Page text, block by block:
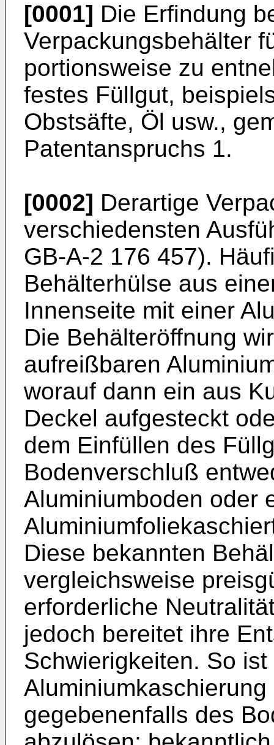
[0001] Die Erfindung
Verpackungsbehälter
portionsweise zu
festes Füllgut,
Obstsäfte, Öl usw.,
Patentanspruchs 1.
[0002] Derartige
verschiedensten
GB-A-2 176 457).
Behälterhülse aus
Innenseite mit einer
Die Behälteröffnung
aufreißbaren
worauf dann ein aus
Deckel aufgesteckt
dem Einfüllen des
Bodenverschluß
Aluminiumboden oder
Diese bekannten
vergleichsweise
erforderliche
jedoch bereitet ihre
Schwierigkeiten. So
gegebenenfalls des